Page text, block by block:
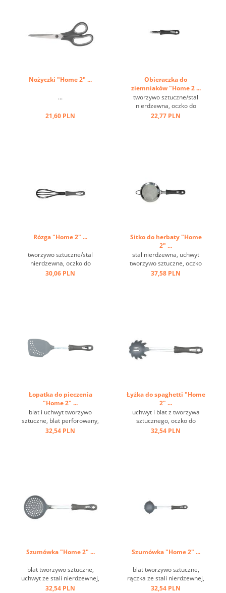
Nożyczki "Home 2" ...
...
21,60 PLN
Obieraczka do
ziemniaków "Home 2 ...
tworzywo sztuczne/stal
nierdzewna, oczko do
zawieszania ...
22,77 PLN
Rózga "Home 2" ...
tworzywo sztuczne/stal
nierdzewna, oczko do
zawieszenia, czarna ...
30,06 PLN
Sitko do herbaty "Home
2" ...
stal nierdzewna, uchwyt
tworzywo sztuczne, oczko
do zawieszania, haczyk ...
37,58 PLN
Łopatka do pieczenia
"Home 2" ...
blat i uchwyt tworzywo
sztuczne, blat perforowany,
metalowe oczko do
32,54 PLN
Łyżka do spaghetti "Home
2" ...
uchwyt i blat z tworzywa
sztucznego, oczko do
zawieszania ...
32,54 PLN
Szumówka "Home 2" ...
blat tworzywo sztuczne,
uchwyt ze stali nierdzewnej,
oczko do zawieszania ...
32,54 PLN
Szumówka "Home 2" ...
blat tworzywo sztuczne,
rączka ze stali nierdzewnej,
uchwyt tworzywo sztuczne,
32,54 PLN